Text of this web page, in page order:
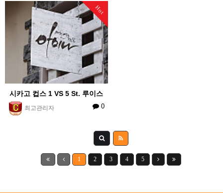
Hot
시카고 컵스 1 VS 5 St. 루이스
최고관리자 0
1 2 3 4 5